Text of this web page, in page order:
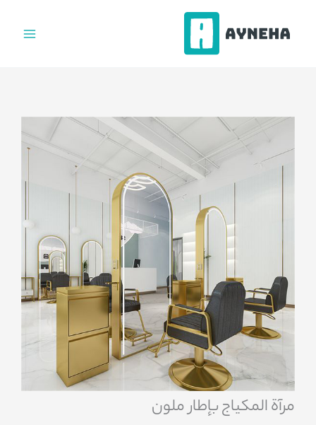
مرآة المكياج بإطار ملون